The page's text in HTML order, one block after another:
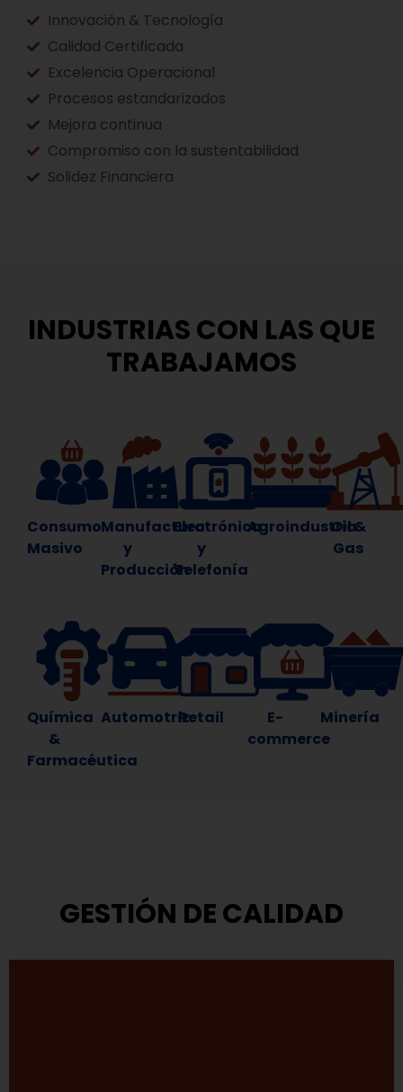
Innovación & Tecnología
Calidad Certificada
Excelencia Operacional
Procesos estandarizados
Mejora continua
Compromiso con la sustentabilidad
Solidez Financiera
INDUSTRIAS CON LAS QUE
TRABAJAMOS
Consumo
Masivo
Manufactura
y
Producción
Electrónica
y
Telefonía
Agroindustria
Oil &
Gas
Química
&
Farmacéutica
AutomotrizRetail
E-
commerce
Minería
GESTIÓN DE CALIDAD